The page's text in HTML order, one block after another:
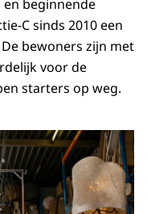
en beginnende
C sinds 2010 een
bewoners zijn met
voor de
starters op weg.